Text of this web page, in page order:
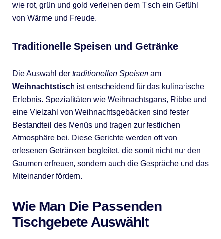
wie rot, grün und gold verleihen dem Tisch ein Gefühl
von Wärme und Freude.
Traditionelle Speisen und Getränke
Die Auswahl der traditionellen Speisenam
Weihnachtstisch ist entscheidend für das kulinarische
Erlebnis. Spezialitäten wie Weihnachtsgans, Ribbe und
eine Vielzahl von Weihnachtsgebäcken sind fester
Bestandteil des Menüs und tragen zur festlichen
Atmosphäre bei. Diese Gerichte werden oft von
erlesenen Getränken begleitet, die somit nicht nur den
Gaumen erfreuen, sondern auch die Gespräche und das
Miteinander fördern.
Wie Man Die Passenden
Tischgebete Auswählt